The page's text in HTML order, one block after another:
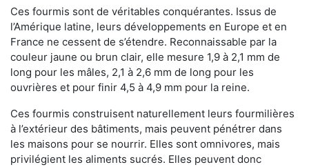
Ces fourmis sont de véritables conquérantes. Issus de
l’Amérique latine, leurs développements en Europe et en
France ne cessent de s’étendre. Reconnaissable par la
couleur jaune ou brun clair, elle mesure 1,9 à 2,1 mm de
long pour les mâles, 2,1 à 2,6 mm de long pour les
ouvrières et pour finir 4,5 à 4,9 mm pour la reine.
Ces fourmis construisent naturellement leurs fourmilières
à l’extérieur des bâtiments, mais peuvent pénétrer dans
les maisons pour se nourrir. Elles sont omnivores, mais
privilégient les aliments sucrés. Elles peuvent donc